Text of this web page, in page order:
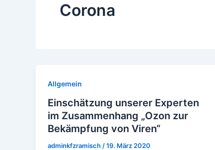
Corona
Allgemein
Einschätzung unserer Experten
im Zusammenhang „Ozon zur
Bekämpfung von Viren“
adminkfzramisch /19. März 2020